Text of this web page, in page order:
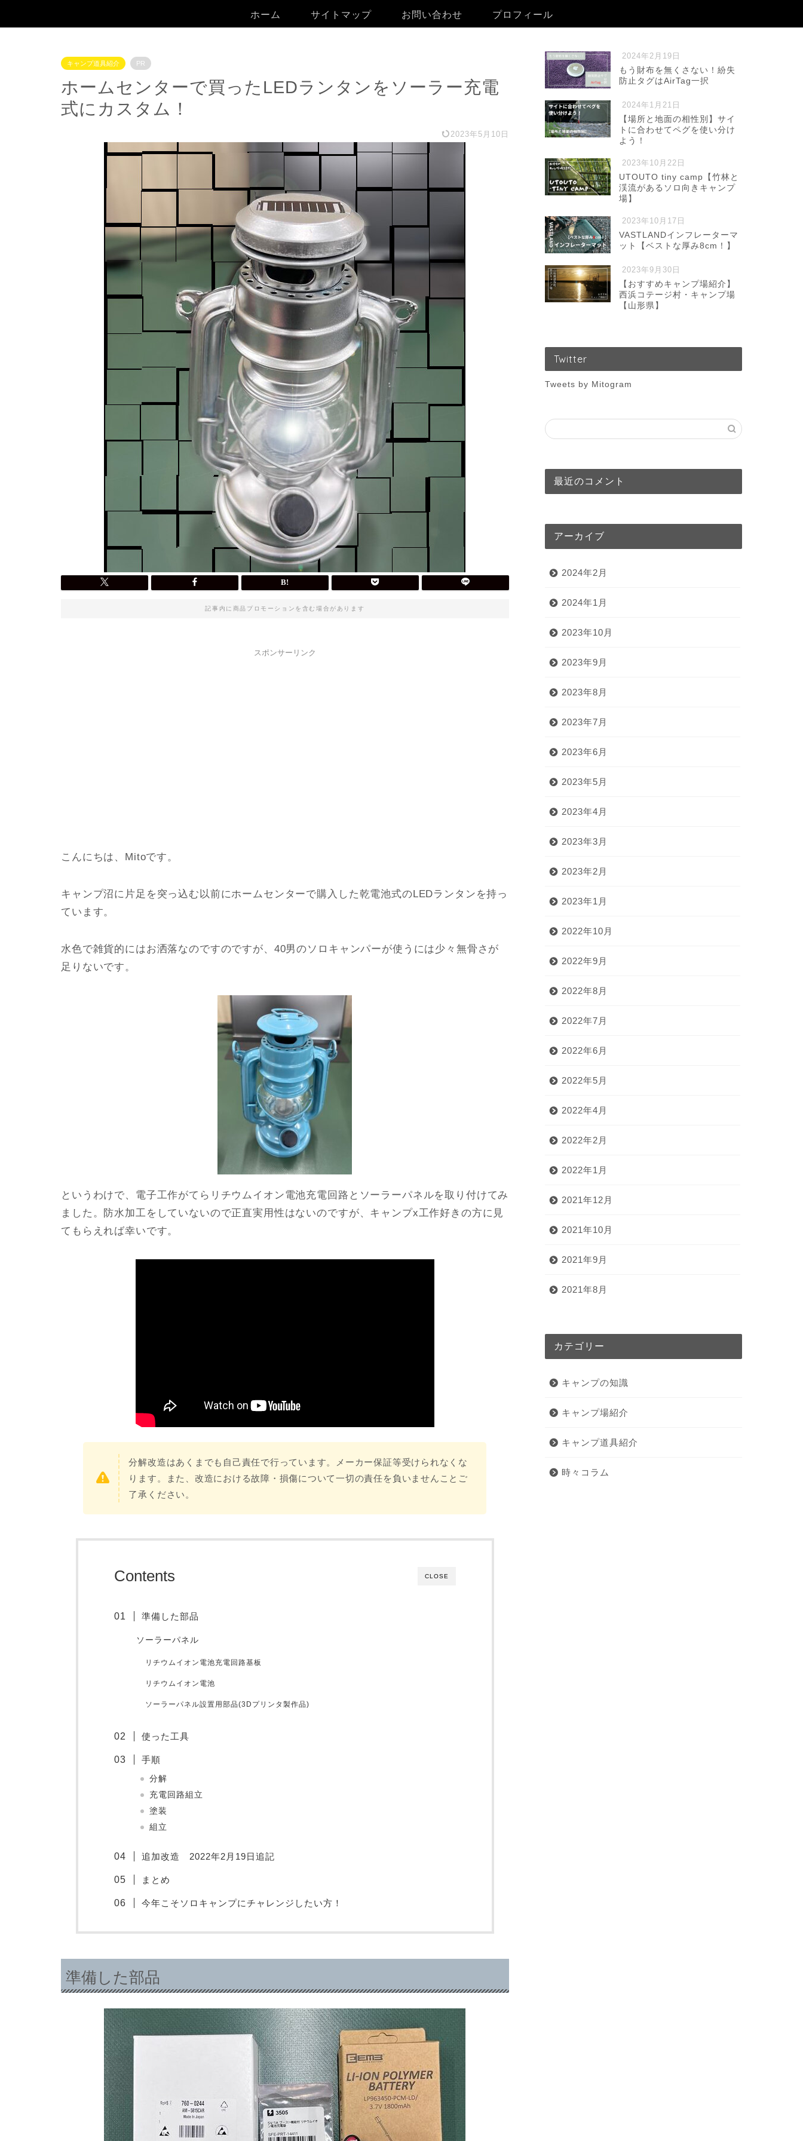
ホーム サイトマップ お問い合わせ プロフィール
キャンプ道具紹介 PR
ホームセンターで買ったLEDランタンをソーラー充電
式にカスタム！
2023年5月10日
記事内に商品プロモーションを含む場合があります
スポンサーリンク
こんにちは、Mitoです。
キャンプ沼に片足を突っ込む以前にホームセンターで購入した乾電池式のLEDランタンを持っ
ています。
水色で雑貨的にはお洒落なのですのですが、40男のソロキャンパーが使うには少々無骨さが
足りないです。
というわけで、電子工作がてらリチウムイオン電池充電回路とソーラーパネルを取り付けてみ
ました。防水加工をしていないので正直実用性はないのですが、キャンプx工作好きの方に見
てもらえれば幸いです。
分解改造はあくまでも自己責任で行っています。メーカー保証等受けられなくな
ります。また、改造における故障・損傷について一切の責任を負いませんことご
了承ください。
CLOSE
Contents
準備した部品
ソーラーパネル
リチウムイオン電池充電回路基板
リチウムイオン電池
ソーラーパネル設置用部品(3Dプリンタ製作品)
使った工具
手順
分解
充電回路組立
塗装
組立
追加改造 2022年2月19日追記
まとめ
今年こそソロキャンプにチャレンジしたい方！
準備した部品
2024年2月19日
もう財布を無くさない！紛失
防止タグはAirTag一択
2024年1月21日
【場所と地面の相性別】サイ
トに合わせてペグを使い分け
よう！
2023年10月22日
UTOUTO tiny camp【竹林と
渓流があるソロ向きキャンプ
場】
2023年10月17日
VASTLANDインフレーターマ
ット【ベストな厚み8cm！】
2023年9月30日
【おすすめキャンプ場紹介】
西浜コテージ村・キャンプ場
【山形県】
Twitter
Tweets by Mitogram
最近のコメント
アーカイブ
2024年2月
2024年1月
2023年10月
2023年9月
2023年8月
2023年7月
2023年6月
2023年5月
2023年4月
2023年3月
2023年2月
2023年1月
2022年10月
2022年9月
2022年8月
2022年7月
2022年6月
2022年5月
2022年4月
2022年2月
2022年1月
2021年12月
2021年10月
2021年9月
2021年8月
カテゴリー
キャンプの知識
キャンプ場紹介
キャンプ道具紹介
時々コラム